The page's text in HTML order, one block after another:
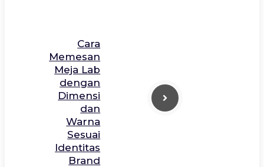
Cara
Memesan
Meja Lab
dengan
Dimensi
dan
Warna
Sesuai
Identitas
Brand